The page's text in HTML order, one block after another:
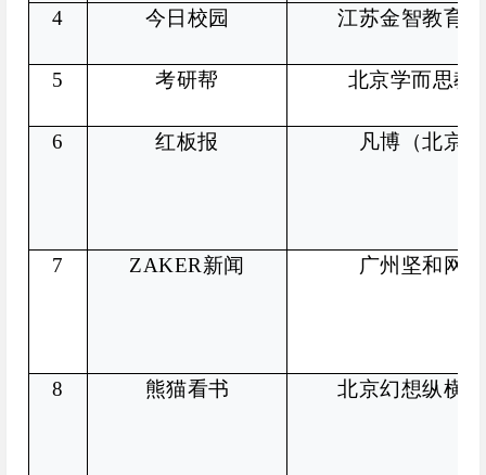
4 今日校园 江苏金智教育
5 考研帮 北京学而思教
6 红板报 凡博（北京
7 ZAKER新闻 广州坚和网
8 熊猫看书 北京幻想纵横